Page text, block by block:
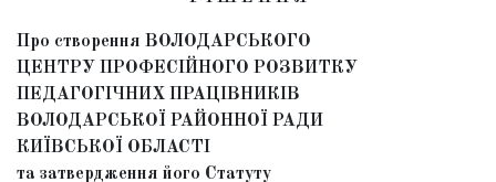
Про створення ВОЛОДАРСЬКОГО
ЦЕНТРУ ПРОФЕСІЙНОГО РОЗВИТКУ
ПЕДАГОГІЧНИХ ПРАЦІВНИКІВ
ВОЛОДАРСЬКОЇ РАЙОННОЇ РАДИ
КИЇВСЬКОЇ ОБЛАСТІ
та затвердження його Статуту